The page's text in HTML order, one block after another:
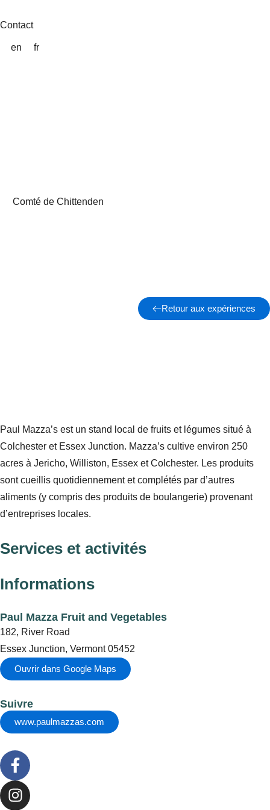
au
Contact
en fr
Comté de Chittenden
Retour aux expériences
Paul Mazza’s est un stand local de fruits et légumes situé à
Colchester et Essex Junction. Mazza’s cultive environ 250
acres à Jericho, Williston, Essex et Colchester. Les produits
sont cueillis quotidiennement et complétés par d’autres
aliments (y compris des produits de boulangerie) provenant
d’entreprises locales.
Services et activités
Informations
Paul Mazza Fruit and Vegetables
182, River Road
Essex Junction, Vermont 05452
Ouvrir dans Google Maps
Suivre
www.paulmazzas.com
F
a
c
e
I
n